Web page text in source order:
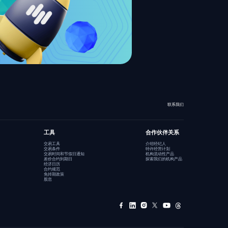
联系我们
工具
交易工具
交易条件
交易时间和节假日通知
差价合约到期日
经济日历
合约规范
免掉期政策
股息
合作伙伴关系
介绍经纪人
特许经营计划
机构流动性产品
探索我们的机构产品